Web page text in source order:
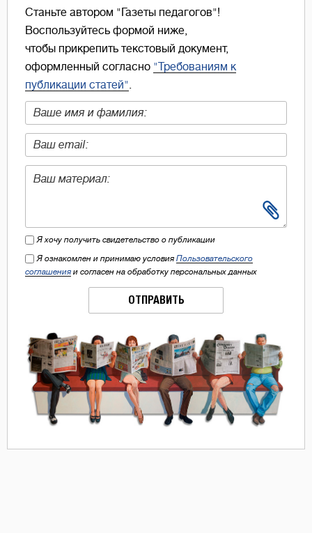
Станьте автором "Газеты педагогов"!
Воспользуйтесь формой ниже,
чтобы прикрепить текстовый документ,
оформленный согласно "Требованиям к
публикации статей".
Я хочу получить свидетельство о публикации
Я ознакомлен и принимаю условия Пользовательского
соглашения и согласен на обработку персональных данных
ОТПРАВИТЬ